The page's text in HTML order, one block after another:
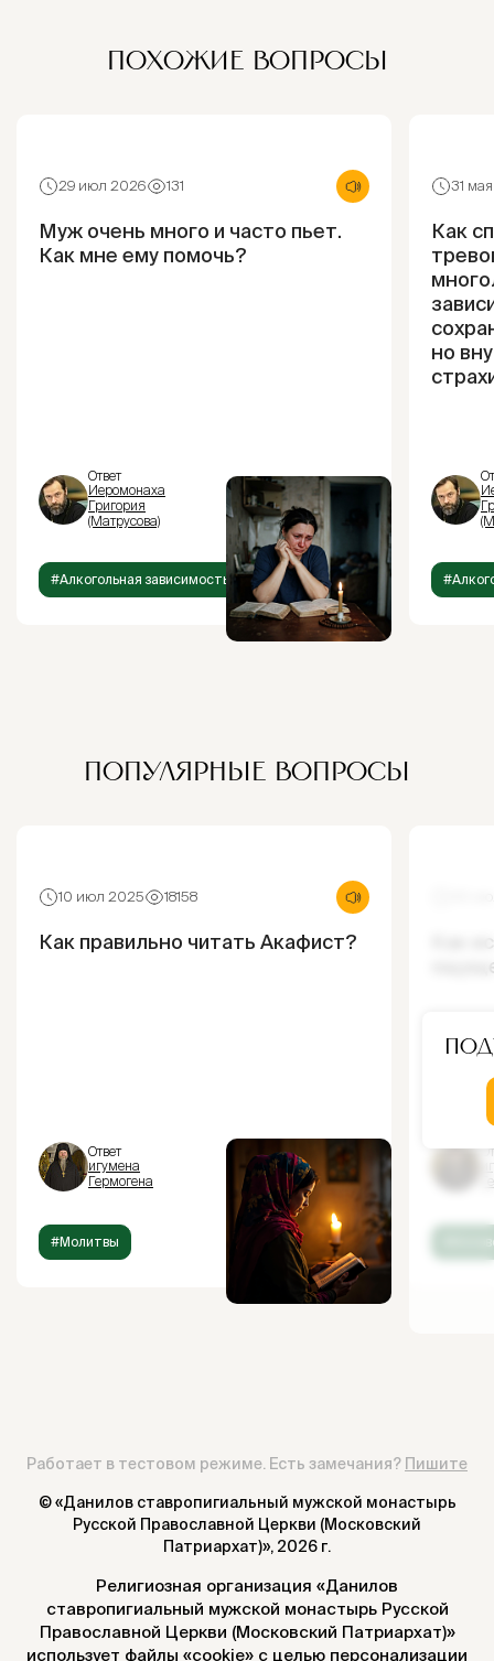
ПОХОЖИЕ ВОПРОСЫ
29 июл 2026 131
Муж очень много и часто пьет.
Как мне ему помочь?
Ответ
Иеромонаха
Григория
(Матрусова)
#Алкогольная зависимость
31
Как
но
ПОПУЛЯРНЫЕ ВОПРОСЫ
10 июл 2025 18158
Как правильно читать Акафист?
Ответ
игумена
Гермогена
#Молитвы
Как
Работает в тестовом режиме. Есть замечания? Пишите
© «Данилов ставропигиальный мужской монастырь
Русской Православной Церкви (Московский
Патриархат)», 2026 г.
Религиозная организация «Данилов
ставропигиальный мужской монастырь Русской
Православной Церкви (Московский Патриархат)»
использует файлы «cookie» с целью персонализации